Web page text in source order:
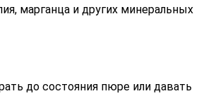
марганца и других минеральных
до состояния пюре или давать